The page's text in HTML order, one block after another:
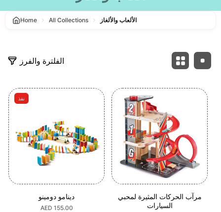
Home All Collections الألعاب والألغاز
الفلترة والفرز
نفذ
دينامو دومينو
السعر
AED 155.00
مرآب الحركات المثيرة لمحبي
السيارات